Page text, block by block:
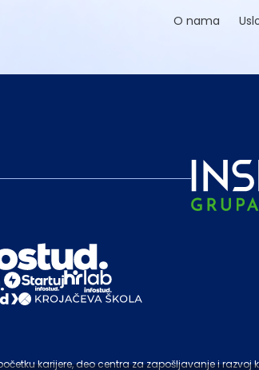
O nama
karijere, deo centra za zapošljavanje i razvoj